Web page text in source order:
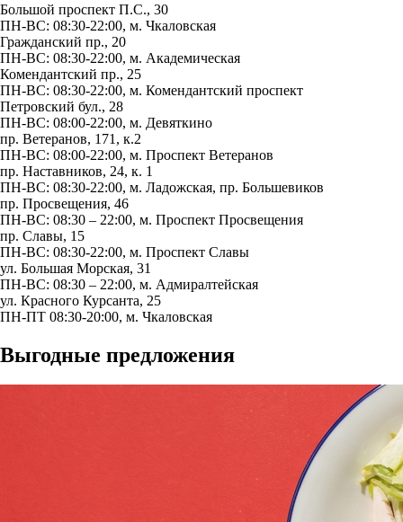
Большой проспект П.С., 30
ПН-ВС: 08:30-22:00, м. Чкаловская
Гражданский пр., 20
ПН-ВС: 08:30-22:00, м. Академическая
Комендантский пр., 25
ПН-ВС: 08:30-22:00, м. Комендантский проспект
Петровский бул., 28
ПН-ВС: 08:00-22:00, м. Девяткино
пр. Ветеранов, 171, к.2
ПН-ВС: 08:00-22:00, м. Проспект Ветеранов
пр. Наставников, 24, к. 1
ПН-ВС: 08:30-22:00, м. Ладожская, пр. Большевиков
пр. Просвещения, 46
ПН-ВС: 08:30 – 22:00, м. Проспект Просвещения
пр. Славы, 15
ПН-ВС: 08:30-22:00, м. Проспект Славы
ул. Большая Морская, 31
ПН-ВС: 08:30 – 22:00, м. Адмиралтейская
ул. Красного Курсанта, 25
ПН-ПТ 08:30-20:00, м. Чкаловская
Выгодные предложения